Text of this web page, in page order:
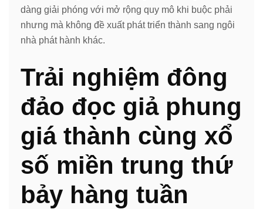
dàng giải phóng với mở rộng quy mô khi buộc phải
nhưng mà không đề xuất phát triển thành sang ngôi
nhà phát hành khác.
Trải nghiệm đông
đảo đọc giả phung
giá thành cùng xổ
số miền trung thứ
bảy hàng tuần